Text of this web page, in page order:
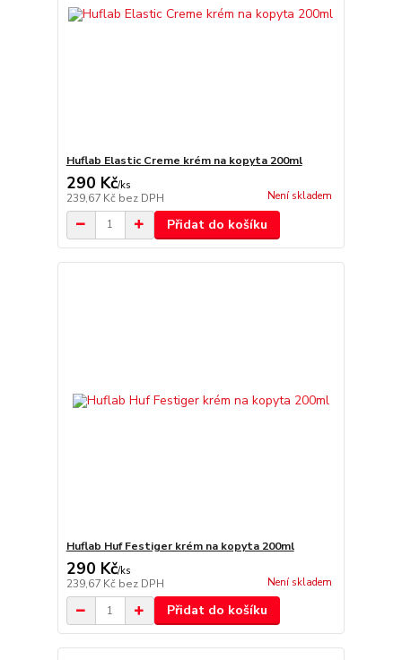
Huflab Elastic Creme krém na kopyta 200ml
290 Kč/ks
239,67 Kč bez DPH Není skladem
Přidat do košíku
Huflab Huf Festiger krém na kopyta 200ml
290 Kč/ks
239,67 Kč bez DPH Není skladem
Přidat do košíku